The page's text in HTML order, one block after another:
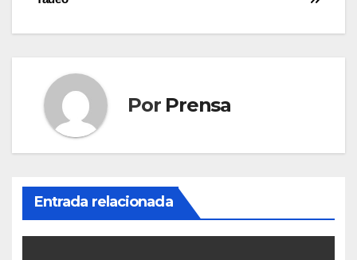
Por Prensa
Entrada relacionada